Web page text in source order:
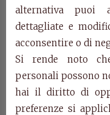
Categorie:
Prodotti
alternativa puoi
dettagliate e
acconsentire o di
Si rende noto
personali possono
hai il diritto di
preferenze si